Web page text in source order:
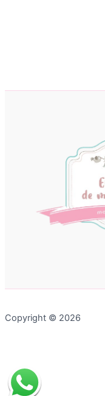
Copyright © 2026